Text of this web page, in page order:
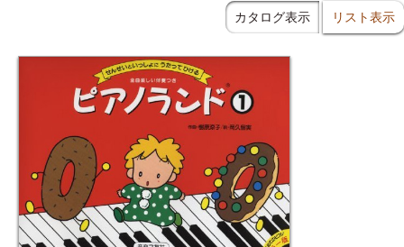
Contact カタログ表示 リスト表示